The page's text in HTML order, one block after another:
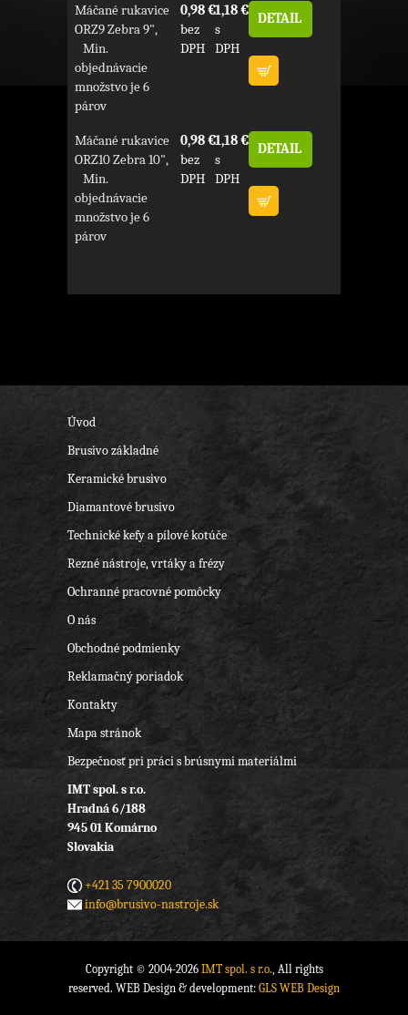
Máčané rukavice
ORZ9 Zebra 9",
Min.
objednávacie
množstvo je 6
párov
0,98 €
bez
DPH
1,18 €
s
DPH
DETAIL
Máčané rukavice
ORZ10 Zebra 10",
Min.
objednávacie
množstvo je 6
párov
0,98 €
bez
DPH
1,18 €
s
DPH
DETAIL
Úvod
Brusivo základné
Keramické brusivo
Diamantové brusivo
Technické kefy a pílové kotúče
Rezné nástroje, vrtáky a frézy
Ochranné pracovné pomôcky
O nás
Obchodné podmienky
Reklamačný poriadok
Kontakty
Mapa stránok
Bezpečnosť pri práci s brúsnymi materiálmi
IMT spol. s r.o.
Hradná 6/188
945 01 Komárno
Slovakia
+421 35 7900020
info@brusivo-nastroje.sk
Copyright © 2004-2026 IMT spol. s r.o., All rights
reserved. WEB Design & development: GLS WEB Design